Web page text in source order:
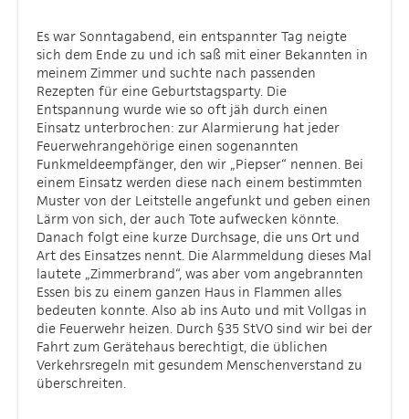
Es war Sonntagabend, ein entspannter Tag neigte
sich dem Ende zu und ich saß mit einer Bekannten in
meinem Zimmer und suchte nach passenden
Rezepten für eine Geburtstagsparty. Die
Entspannung wurde wie so oft jäh durch einen
Einsatz unterbrochen: zur Alarmierung hat jeder
Feuerwehrangehörige einen sogenannten
Funkmeldeempfänger, den wir „Piepser“ nennen. Bei
einem Einsatz werden diese nach einem bestimmten
Muster von der Leitstelle angefunkt und geben einen
Lärm von sich, der auch Tote aufwecken könnte.
Danach folgt eine kurze Durchsage, die uns Ort und
Art des Einsatzes nennt. Die Alarmmeldung dieses Mal
lautete „Zimmerbrand“, was aber vom angebrannten
Essen bis zu einem ganzen Haus in Flammen alles
bedeuten konnte. Also ab ins Auto und mit Vollgas in
die Feuerwehr heizen. Durch §35 StVO sind wir bei der
Fahrt zum Gerätehaus berechtigt, die üblichen
Verkehrsregeln mit gesundem Menschenverstand zu
überschreiten.